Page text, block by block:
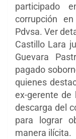
participado
corrupción
Pdvsa. Ver
Castillo Lara
Guevara
pagado
quienes
ex-gerente de
descarga del
para lograr
manera ilícita.